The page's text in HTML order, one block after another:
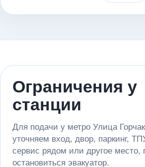
Ограничения у
станции
Для подачи у метро Улица
уточняем вход, двор, паркинг,
сервис рядом или другое место,
остановиться эвакуатор.